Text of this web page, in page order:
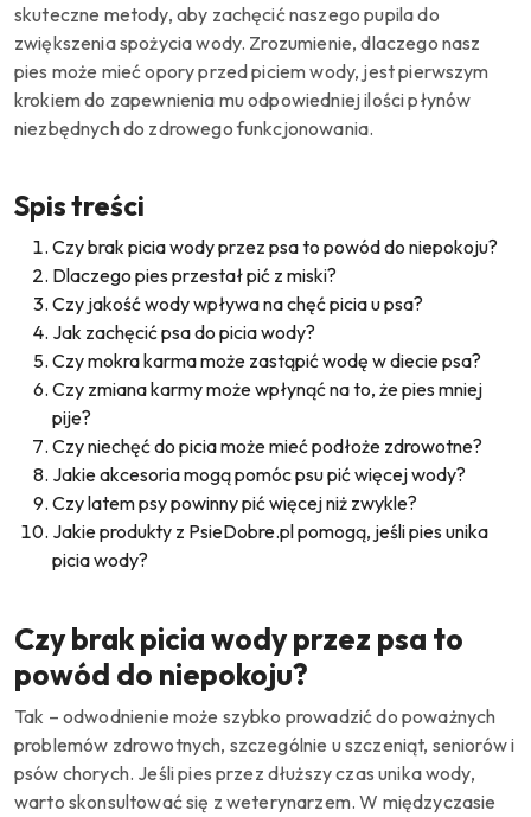
skuteczne metody, aby zachęcić naszego pupila do
zwiększenia spożycia wody. Zrozumienie, dlaczego nasz
pies może mieć opory przed piciem wody, jest pierwszym
krokiem do zapewnienia mu odpowiedniej ilości płynów
niezbędnych do zdrowego funkcjonowania.
Spis treści
Czy brak picia wody przez psa to powód do niepokoju?
Dlaczego pies przestał pić z miski?
Czy jakość wody wpływa na chęć picia u psa?
Jak zachęcić psa do picia wody?
Czy mokra karma może zastąpić wodę w diecie psa?
Czy zmiana karmy może wpłynąć na to, że pies mniej
pije?
Czy niechęć do picia może mieć podłoże zdrowotne?
Jakie akcesoria mogą pomóc psu pić więcej wody?
Czy latem psy powinny pić więcej niż zwykle?
Jakie produkty z PsieDobre.pl pomogą, jeśli pies unika
picia wody?
Czy brak picia wody przez psa to
powód do niepokoju?
Tak – odwodnienie może szybko prowadzić do poważnych
problemów zdrowotnych, szczególnie u szczeniąt, seniorów i
psów chorych. Jeśli pies przez dłuższy czas unika wody,
warto skonsultować się z weterynarzem. W międzyczasie